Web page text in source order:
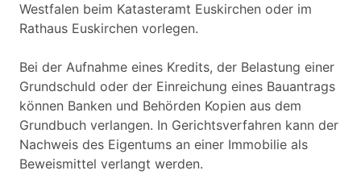
Westfalen beim Katasteramt Euskirchen oder im
Rathaus Euskirchen vorlegen.
Bei der Aufnahme eines Kredits, der Belastung einer
Grundschuld oder der Einreichung eines Bauantrags
können Banken und Behörden Kopien aus dem
Grundbuch verlangen. In Gerichtsverfahren kann der
Nachweis des Eigentums an einer Immobilie als
Beweismittel verlangt werden.